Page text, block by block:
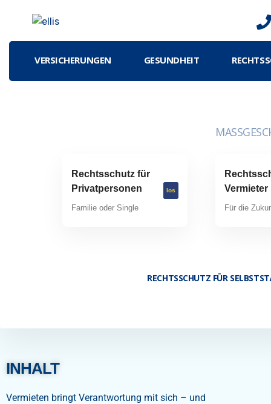
VERSICHERUNGEN GESUNDHEIT
Rechtsschutz für
Privatpersonen
Familie oder Single
los
Vermieter
Für die
RECHTSSCHUTZ FÜR
INHALT
Vermieten bringt Verantwortung mit sich – und